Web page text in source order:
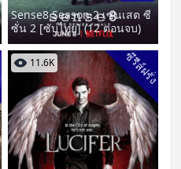
Sense8 Season 2 เซนเสต ซี
ซั่น 2 [ซับไทย] (12 ตอนจบ)
11.6K ซีรีส์ฝรั่ง